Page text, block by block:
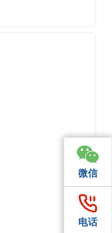
微信
电话
微信
电话
微信
电话